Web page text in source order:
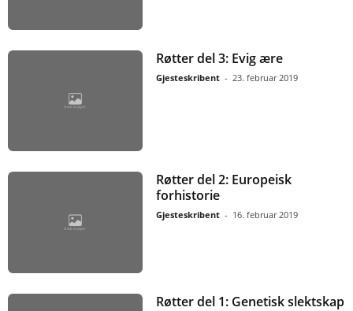
Røtter del 3: Evig ære
Gjesteskribent - 23. februar 2019
Røtter del 2: Europeisk
forhistorie
Gjesteskribent - 16. februar 2019
Røtter del 1: Genetisk slektskap